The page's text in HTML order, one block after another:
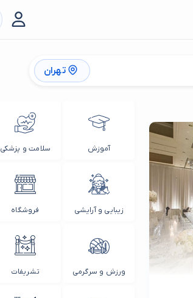
تهران
آموزش سلامت و پزشکی
زیبایی و آرایشی فروشگاه
ورزش و سرگرمی تشریفات